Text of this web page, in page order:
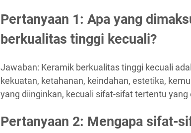
Pertanyaan 1: Apa yang
berkualitas tinggi kecuali?
Jawaban: Keramik berkualitas tinggi kecuali
kekuatan, ketahanan, keindahan, estetika,
yang diinginkan, kecuali sifat-sifat tertentu
Pertanyaan 2: Mengapa sifat-